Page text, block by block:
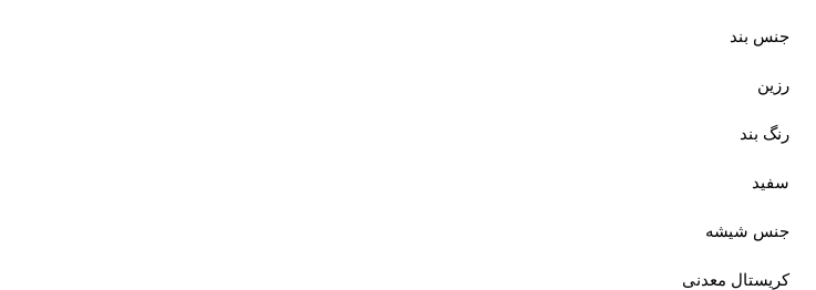
جنس بند
رزین
رنگ بند
سفید
جنس شیشه
کریستال معدنی